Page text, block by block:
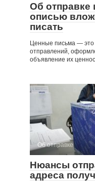
Об отправке
описью
писать
Ценные письма — это
отправлений,
объявление их
Об отправке
Нюансы
адреса